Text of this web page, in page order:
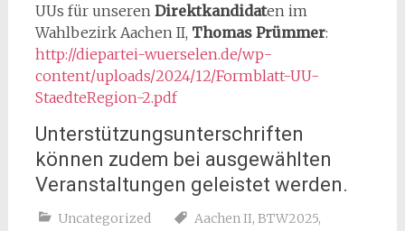
UUs für unseren Direktkandidaten im
Wahlbezirk Aachen II, Thomas Prümmer:
http://diepartei-wuerselen.de/wp-
content/uploads/2024/12/Formblatt-UU-
StaedteRegion-2.pdf
Unterstützungsunterschriften
können zudem bei ausgewählten
Veranstaltungen geleistet werden.
Uncategorized Aachen II, BTW2025,